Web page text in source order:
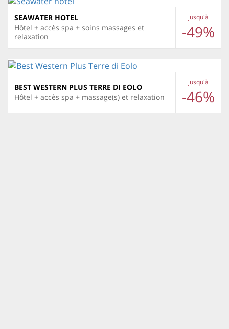
SEAWATER HOTEL
Hôtel + accès spa + soins massages et
relaxation
jusqu'à
-49%
BEST WESTERN PLUS TERRE DI EOLO
Hôtel + accès spa + massage(s) et relaxation
jusqu'à
-46%